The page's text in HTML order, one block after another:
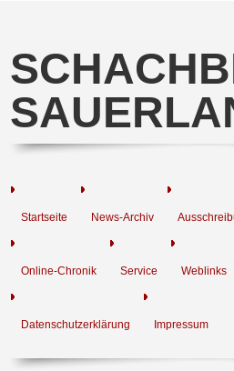
Startseite News-Archiv
Online-Chronik Service Weblinks
Datenschutzerklärung Impressum